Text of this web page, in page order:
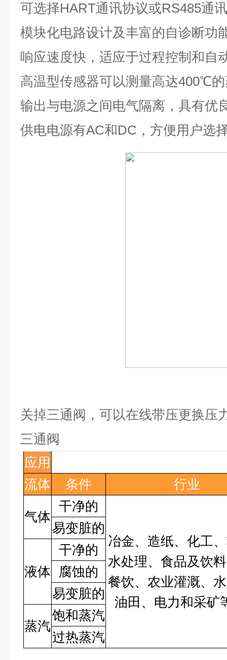
可选择HART通讯协议或RS485通
模块化电路设计及丰富的自诊断功
响应速度快，适应于过程控制和自
高温型传感器可以测量高达400℃
输出与电源之间电气隔离，具有优
供电电源有AC和DC ，方便用户选
关掉三通阀，可以在线带压更换压
三通阀
应用
流体
条件 行业
气体
干净的
冶金、造纸、化工
水处理、食品及饮
餐饮、农业灌溉、
油田、电力和采矿
易变脏的
液体
干净的
腐蚀的
易变脏的
蒸汽
饱和蒸汽
过热蒸汽